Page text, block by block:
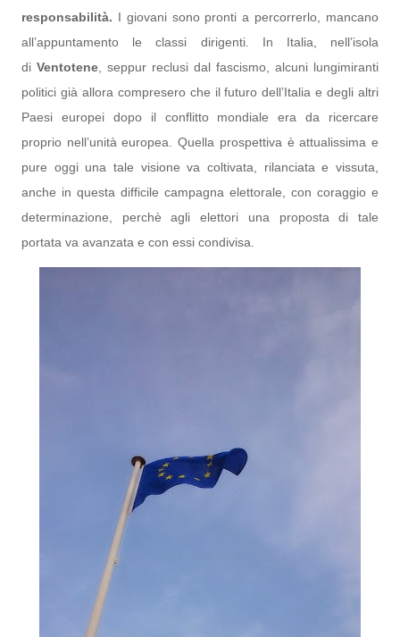
responsabilità. I giovani sono pronti a percorrerlo, mancano
all’appuntamento le classi dirigenti. In Italia, nell’isola
di Ventotene , seppur reclusi dal fascismo, alcuni lungimiranti
politici già allora compresero che il futuro dell’Italia e degli altri
Paesi europei dopo il conflitto mondiale era da ricercare
proprio nell’unità europea. Quella prospettiva è attualissima e
pure oggi una tale visione va coltivata, rilanciata e vissuta,
anche in questa difficile campagna elettorale, con coraggio e
determinazione, perchè agli elettori una proposta di tale
portata va avanzata e con essi condivisa.